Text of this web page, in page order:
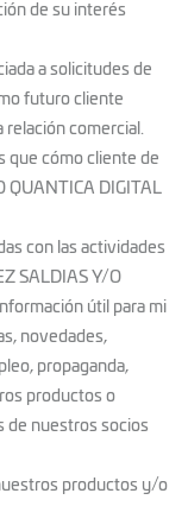
de su interés
a solicitudes de
futuro cliente
relación comercial.
que cómo cliente de
QUANTICA DIGITAL
con las actividades
SALDIAS Y/O
útil para mi
novedades,
propaganda,
productos o
de nuestros socios
productos y/o